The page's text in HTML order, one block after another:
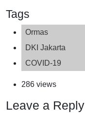
Tags
Ormas
DKI Jakarta
COVID-19
286 views
Leave a Reply